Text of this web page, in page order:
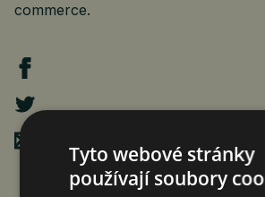
commerce.
Tyto webové stránky
používají soubory